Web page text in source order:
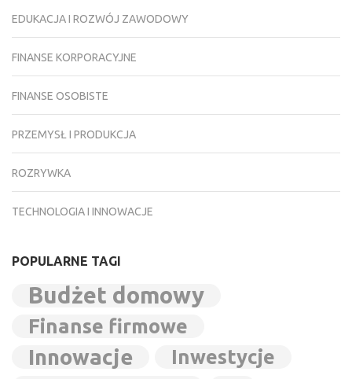
EDUKACJA I ROZWÓJ ZAWODOWY
FINANSE KORPORACYJNE
FINANSE OSOBISTE
PRZEMYSŁ I PRODUKCJA
ROZRYWKA
TECHNOLOGIA I INNOWACJE
POPULARNE TAGI
Budżet domowy
Finanse firmowe
Innowacje Inwestycje